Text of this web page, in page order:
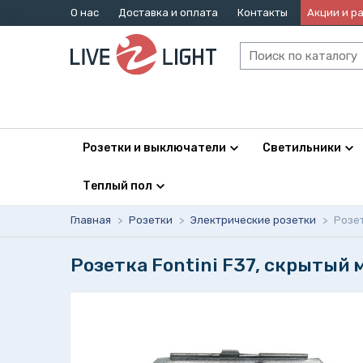
О нас Доставка и оплата Контакты Акции и
Розетки и выключатели Светильники
Теплый пол
Главная > Розетки > Электрические розетки >
Розетка Fontini F37, скрытый